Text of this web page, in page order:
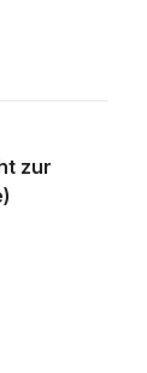
zur